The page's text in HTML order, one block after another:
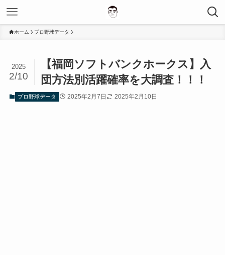
ホーム プロ野球データ
【福岡ソフトバンクホークス】入
団方法別活躍確率を大調査！！！
2025
2/10
プロ野球データ 2025年2月7日 2025年2月10日